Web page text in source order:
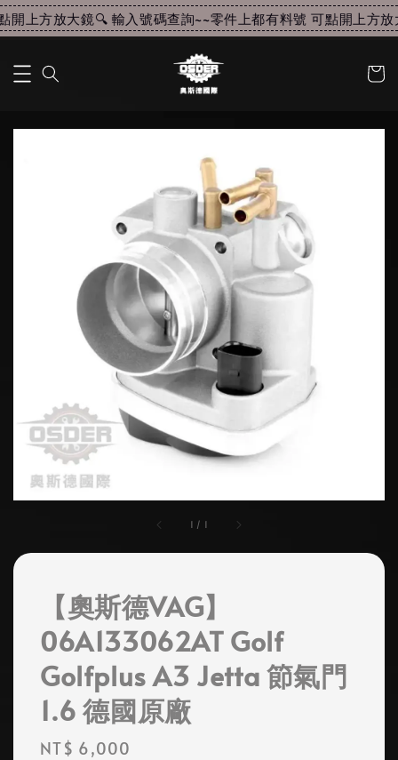
上方放大鏡🔍 輸入號碼查詢~~零件上都有料號 可點開上方放
1 / 1
【奧斯德VAG】
06A133062AT Golf
Golfplus A3 Jetta 節氣門
1.6 德國原廠
Regular
NT$ 6,000